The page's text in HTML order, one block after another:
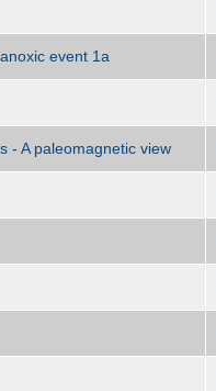
event 1a
- A paleomagnetic view